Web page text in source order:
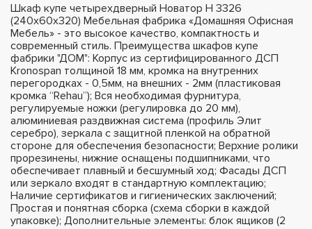
Шкаф купе четырехдверный Новатор Н 3326
(240х60х320) Мебельная фабрика «Домашняя Офисная
Мебель» - это высокое качество, компактность и
современный стиль. Преимущества шкафов купе
фабрики "ДОМ": Корпус из сертифицированного ДСП
Kronospan толщиной 18 мм, кромка на внутренних
перегородках - 0,5мм, на внешних - 2мм (пластиковая
кромка “Rehau”); Вся необходимая фурнитура,
регулируемые ножки (регулировка до 20 мм),
алюминиевая раздвижная система (профиль Элит
серебро), зеркала с защитной пленкой на обратной
стороне для обеспечения безопасности; Верхние ролики
прорезинены, нижние оснащены подшипниками, что
обеспечивает плавный и бесшумный ход; Фасады ДСП
или зеркало входят в стандартную комплектацию;
Наличие сертификатов и гигиенических заключений;
Простая и понятная сборка (схема сборки в каждой
упаковке); Дополнительные элементы: блок ящиков (2